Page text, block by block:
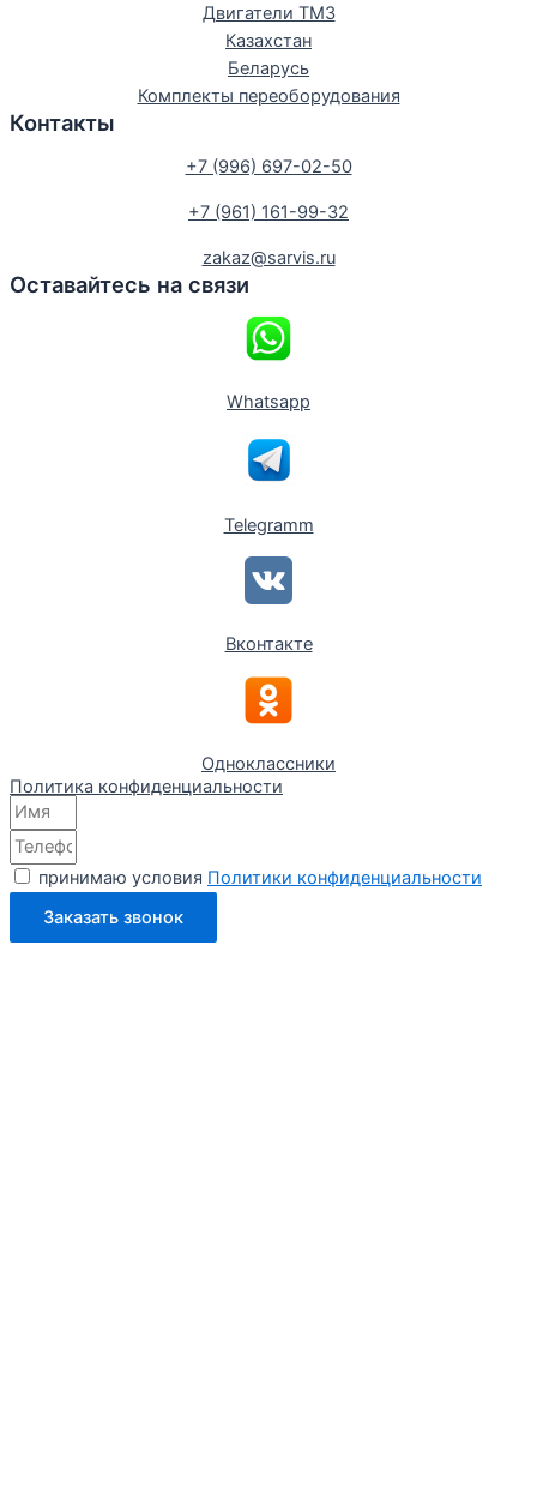
Двигатели ТМЗ
Казахстан
Беларусь
Комплекты переоборудования
Контакты
+7 (996) 697-02-50
+7 (961) 161-99-32
zakaz@sarvis.ru
Оставайтесь на связи
Whatsapp
Telegramm
Вконтакте
Одноклассники
Политика конфиденциальности
принимаю условия Политики конфиденциальности
Заказать звонок